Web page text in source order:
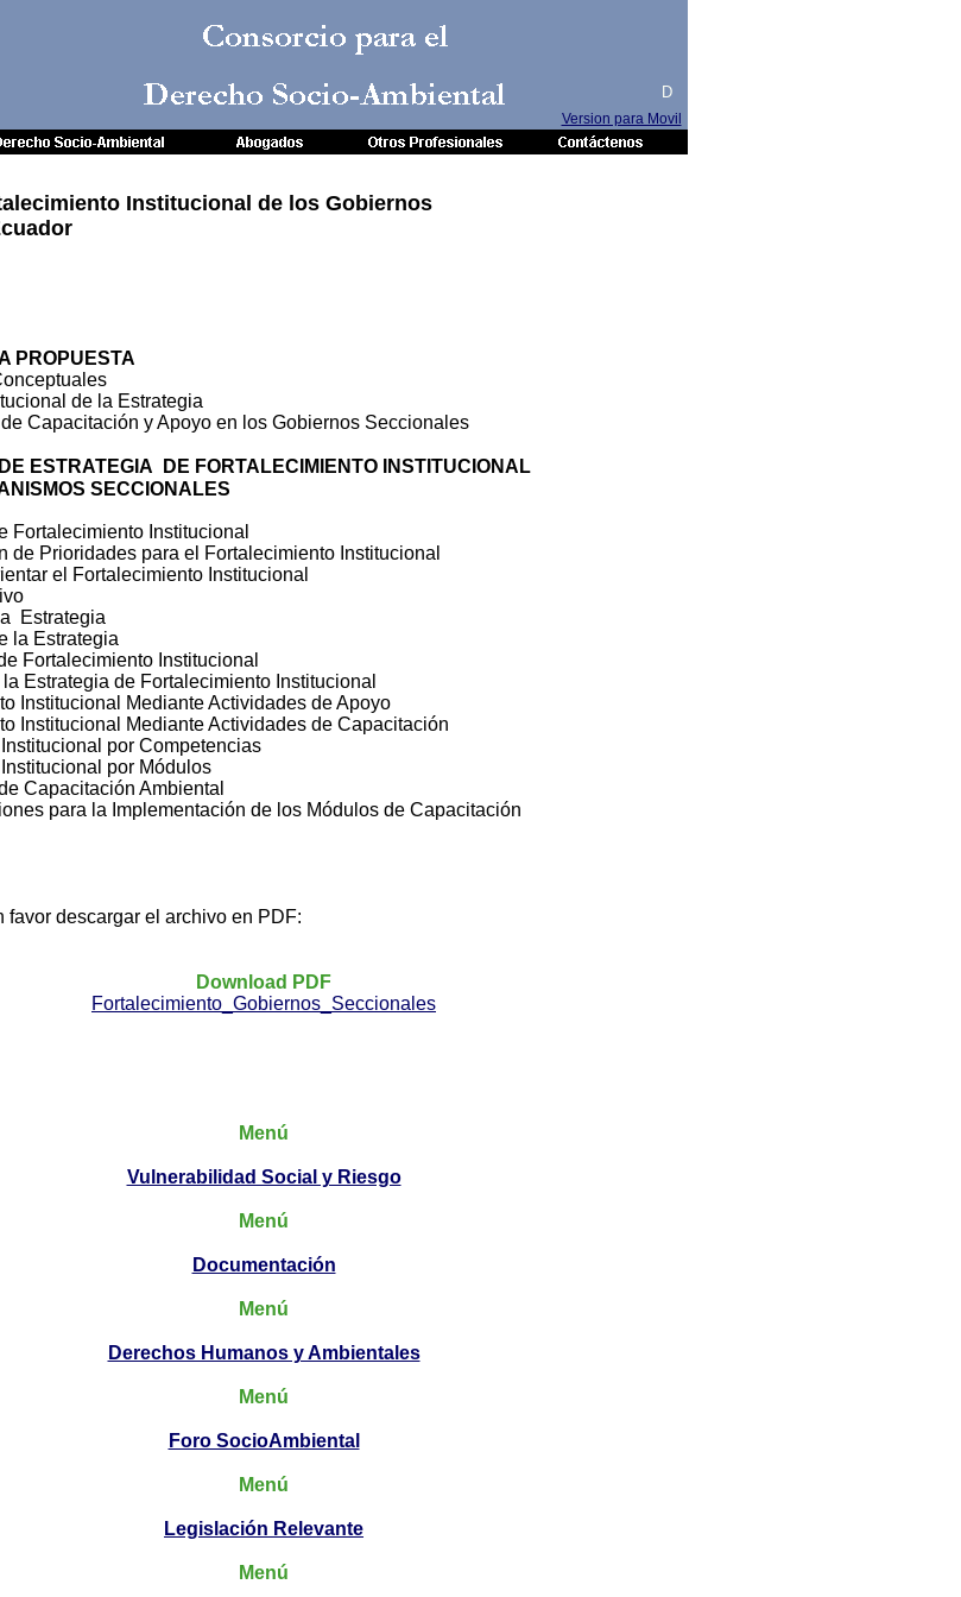
Consorcio para el
Derecho Socio-Ambiental
Institucional de los Gobiernos
de la Estrategia
y Apoyo en los Gobiernos Seccionales
ESTRATEGIA DE FORTALECIMIENTO INSTITUCIONAL
SECCIONALES
Institucional
Prioridades para el Fortalecimiento Institucional
el Fortalecimiento Institucional
Estrategia
Institucional
de Fortalecimiento Institucional
Mediante Actividades de Apoyo
Mediante Actividades de Capacitación
por Competencias
por Módulos
Ambiental
para la Implementación de los Módulos de Capacitación
favor descargar el archivo en PDF:
Download PDF
Fortalecimiento_Gobiernos_Seccionales
Menú
Vulnerabilidad Social y Riesgo
Menú
Documentación
Menú
Derechos Humanos y Ambientales
Menú
Foro SocioAmbiental
Menú
Legislación Relevante
Menú
Version para Movil
D